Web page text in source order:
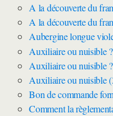
A la découverte du
A la découverte du
Aubergine longue
Auxiliaire ou nuisible
Auxiliaire ou nuisible
Auxiliaire ou nuisible
Bon de commande
Comment la